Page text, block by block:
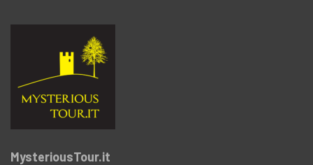
MysteriousTour.it